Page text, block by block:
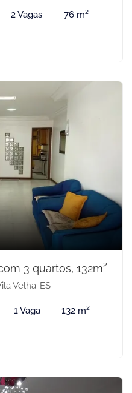
2 Vagas 76 m²
3 quartos, 132m²
Velha-ES
1 Vaga 132 m²